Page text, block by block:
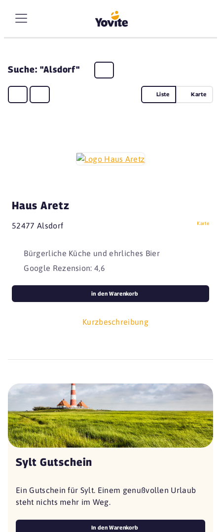
Suche: "Alsdorf"
Liste Karte
Haus Aretz
52477 Alsdorf Karte
Bürgerliche Küche und ehrliches Bier
Google Rezension: 4,6
Kurzbeschreibung
in den Warenkorb
Sylt Gutschein
Ein Gutschein für Sylt. Einem genußvollen Urlaub
steht nichts mehr im Weg.
In den Warenkorb